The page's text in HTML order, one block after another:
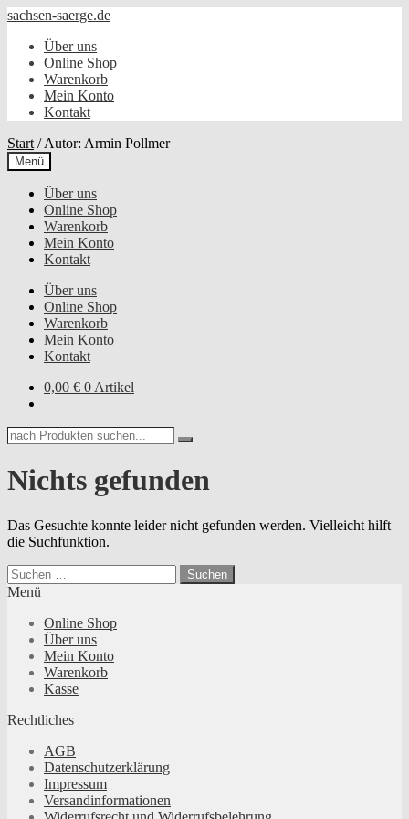
Zur
springen
Zum
springen
sachsen-saerge.de
Über uns
Online Shop
Warenkorb
Mein Konto
Kontakt
Start /Autor: Armin Pollmer
Menü
Über uns
Online Shop
Warenkorb
Mein Konto
Kontakt
Über uns
Online Shop
Warenkorb
Mein Konto
Kontakt
0,00 € 0 Artikel
nach
suchen...
Search
Nichts gefunden
Das Gesuchte konnte leider nicht gefunden werden. Vielleicht hilft
die Suchfunktion.
Suchen
nach:
Menü
Online Shop
Über uns
Mein Konto
Warenkorb
Kasse
Rechtliches
AGB
Datenschutzerklärung
Impressum
Versandinformationen